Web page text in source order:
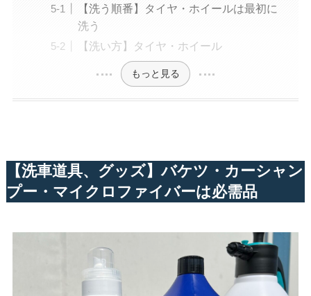
【洗う順番】タイヤ・ホイールは最初に
洗う
【洗い方】タイヤ・ホイール
もっと見る
【洗車道具、グッズ】バケツ・カーシャン
プー・マイクロファイバーは必需品